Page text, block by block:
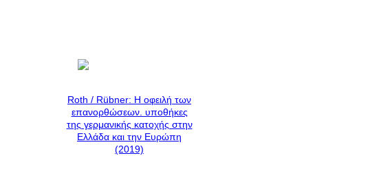
Roth / Rübner: H οφειλή των
επανορθώσεων. υποθήκες
της γερμανικής κατοχής στην
Ελλάδα και την Ευρώπη
(2019)